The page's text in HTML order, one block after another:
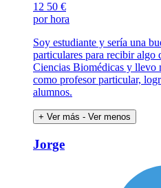
12 50 €
por hora
Soy estudiante y sería una
particulares para recibir
Ciencias Biomédicas y llevo
como profesor particular,
alumnos.
+ Ver más - Ver menos
Jorge